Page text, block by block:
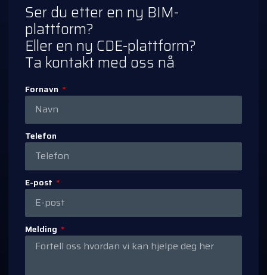
Ser du etter en ny BIM-
plattform?
Eller en ny CDE-plattform?
Ta kontakt med oss nå
Fornavn
Telefon
E-post
Melding